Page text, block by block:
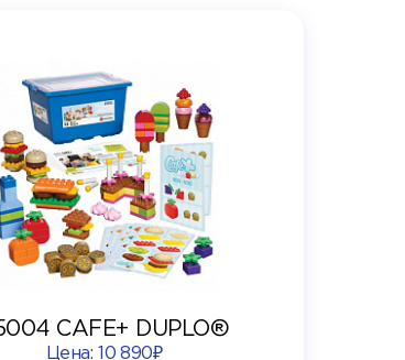
CAFE+ DUPLO®
Цена: 10 890₽